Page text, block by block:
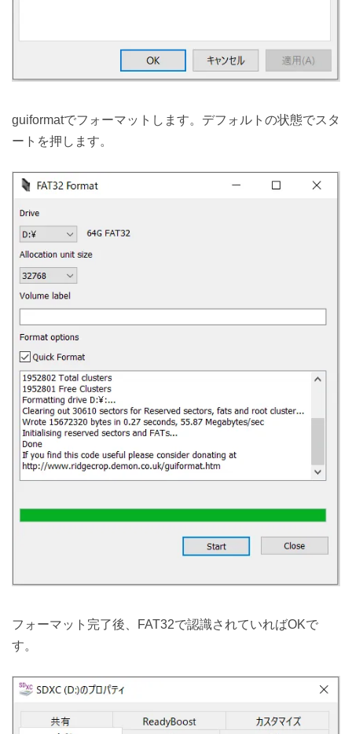
guiformatでフォーマットします。デフォルトの状態でスタ
ートを押します。
フォーマット完了後、FAT32で認識されていればOKで
す。